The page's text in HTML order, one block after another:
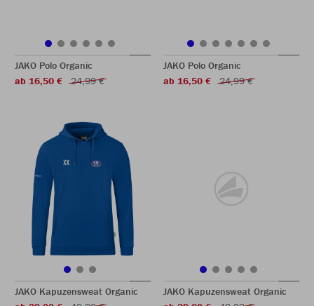
JAKO Polo Organic
ab 16,50 €
24,99 €
JAKO Polo Organic
ab 16,50 €
24,99 €
JAKO Kapuzensweat Organic
JAKO Kapuzensweat Organic